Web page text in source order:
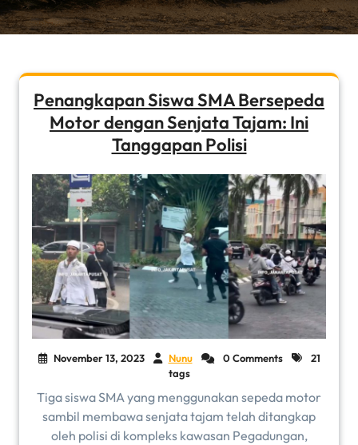
Penangkapan Siswa SMA Bersepeda
Motor dengan Senjata Tajam: Ini
Tanggapan Polisi
November 13, 2023 Nunu 0 Comments
21
tags
Tiga siswa SMA yang menggunakan sepeda motor
sambil membawa senjata tajam telah ditangkap
oleh polisi di kompleks kawasan Pegadungan,